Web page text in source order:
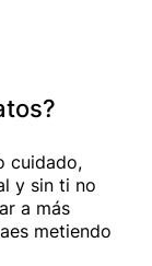
cuidado,
y sin ti no
a más
metiendo